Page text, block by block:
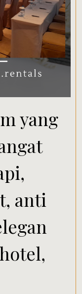
yang
anti